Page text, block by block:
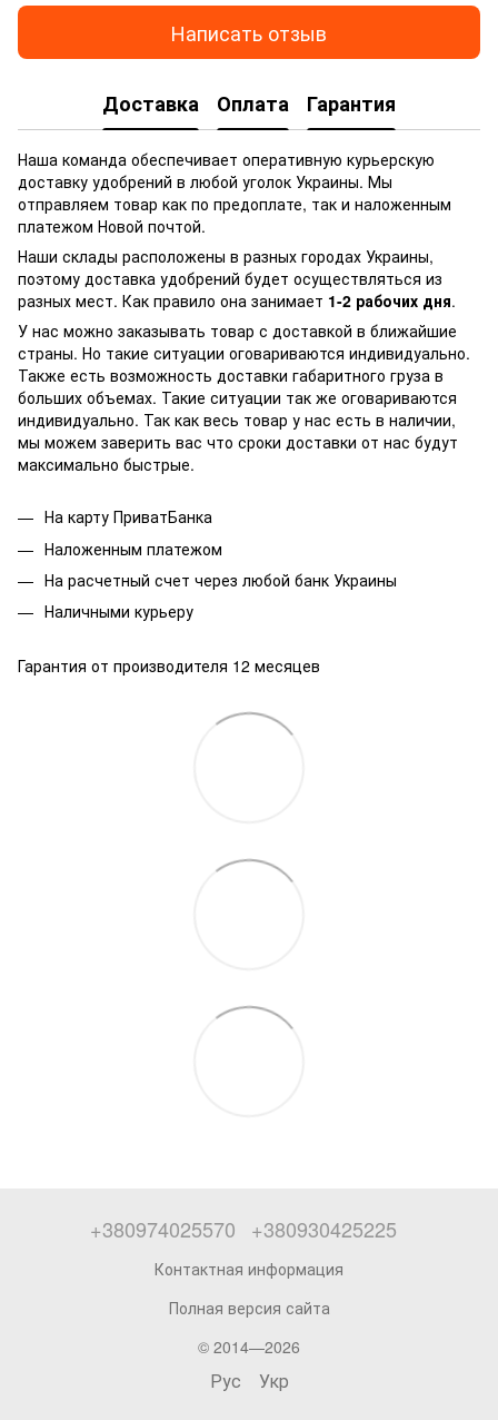
Написать отзыв
Доставка Оплата Гарантия
Наша команда обеспечивает оперативную курьерскую
доставку удобрений в любой уголок Украины. Мы
отправляем товар как по предоплате, так и наложенным
платежом Новой почтой.
Наши склады расположены в разных городах Украины,
поэтому доставка удобрений будет осуществляться из
разных мест. Как правило она занимает 1-2 рабочих дня.
У нас можно заказывать товар с доставкой в ближайшие
страны. Но такие ситуации оговариваются индивидуально.
Также есть возможность доставки габаритного груза в
больших объемах. Такие ситуации так же оговариваются
индивидуально. Так как весь товар у нас есть в наличии,
мы можем заверить вас что сроки доставки от нас будут
максимально быстрые.
На карту ПриватБанка
Наложенным платежом
На расчетный счет через любой банк Украины
Наличными курьеру
Гарантия от производителя 12 месяцев
+380974025570 +380930425225
Контактная информация
Полная версия сайта
© 2014—2026
Рус Укр